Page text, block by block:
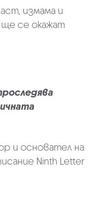
измама и
ще се окажат
и основател на
Ninth Letter